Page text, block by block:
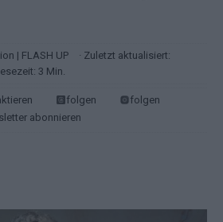
| FLASH UP
· Zuletzt aktualisiert:
3 Min.
folgen
folgen
abonnieren